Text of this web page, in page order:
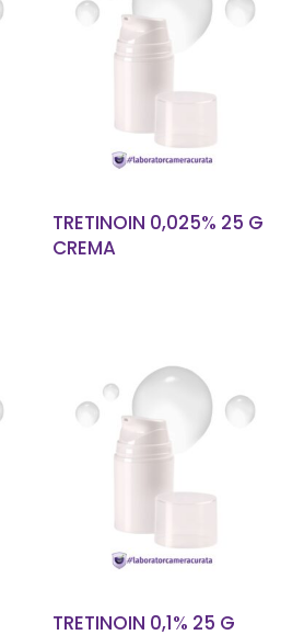
TRETINOIN 0,025% 25 G
CREMA
TRETINOIN 0,1% 25 G